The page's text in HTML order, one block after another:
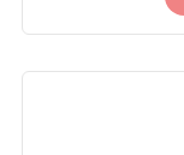
います。山頂か
南外輪の山々、
自生するツツジ
秋にはススキの